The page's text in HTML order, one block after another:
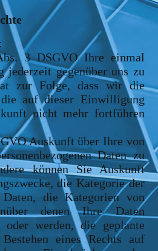
3 DSGVO Ihre einmal
gegenüber uns zu
zur Folge, dass wir die
die auf dieser Einwilligung
nicht mehr fortführen
Auskunft über Ihre von
Daten zu
können Sie Auskunft
die Kategorie der
Daten, die Kategorien von
denen Ihre Daten
oder werden, die geplante
Bestehen eines Rechts auf